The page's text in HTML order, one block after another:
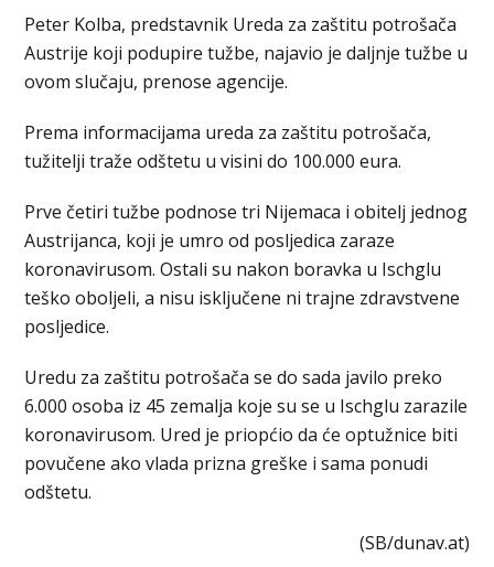
Peter Kolba, predstavnik Ureda za zaštitu potrošača
Austrije koji podupire tužbe, najavio je daljnje tužbe u
ovom slučaju, prenose agencije.
Prema informacijama ureda za zaštitu potrošača,
tužitelji traže odštetu u visini do 100.000 eura.
Prve četiri tužbe podnose tri Nijemaca i obitelj jednog
Austrijanca, koji je umro od posljedica zaraze
koronavirusom. Ostali su nakon boravka u Ischglu
teško oboljeli, a nisu isključene ni trajne zdravstvene
posljedice.
Uredu za zaštitu potrošača se do sada javilo preko
6.000 osoba iz 45 zemalja koje su se u Ischglu zarazile
koronavirusom. Ured je priopćio da će optužnice biti
povučene ako vlada prizna greške i sama ponudi
odštetu.
(SB/dunav.at)